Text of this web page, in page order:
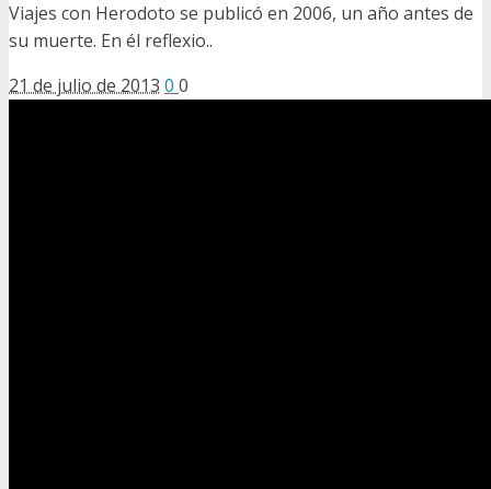
Viajes con Herodoto se publicó en 2006, un año antes de
su muerte. En él reflexio..
21 de julio de 2013 0 0